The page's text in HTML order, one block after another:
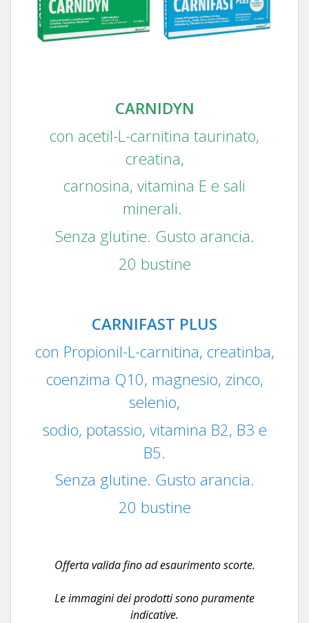
CARNIDYN
con acetil-L-carnitina taurinato,
creatina,
carnosina, vitamina E e sali
minerali.
Senza glutine. Gusto arancia.
20 bustine
CARNIFAST PLUS
con Propionil-L-carnitina, creatinba,
coenzima Q10, magnesio, zinco,
selenio,
sodio, potassio, vitamina B2, B3 e
B5.
Senza glutine. Gusto arancia.
20 bustine
Offerta valida fino ad esaurimento scorte.
Le immagini dei prodotti sono puramente
indicative.